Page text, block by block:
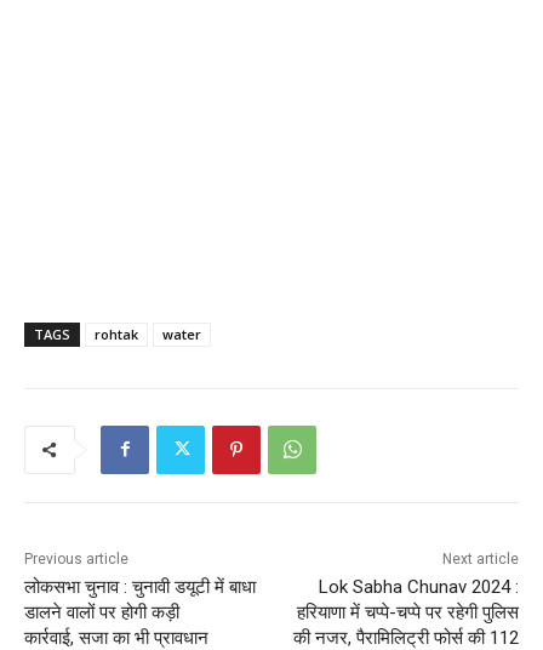
TAGS rohtak water
Previous article
लोकसभा चुनाव : चुनावी डयूटी में बाधा
डालने वालों पर होगी कड़ी
कार्रवाई, सजा का भी प्रावधान
Next article
Lok Sabha Chunav 2024 :
हरियाणा में चप्पे-चप्पे पर रहेगी पुलिस
की नजर, पैरामिलिट्री फोर्स की 112